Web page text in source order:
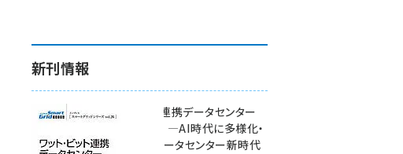
新刊情報
ワット・ビット連携データセンター
2025-2026 ―AI時代に多様化・
分散化するデータセンター新時代